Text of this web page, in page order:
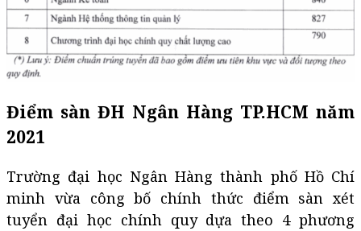
Điểm sàn ĐH Ngân Hàng TP.HCM năm
2021
Trường đại học Ngân Hàng thành phố Hồ Chí
minh vừa công bố chính thức điểm sàn xét
tuyển đại học chính quy dựa theo 4 phương